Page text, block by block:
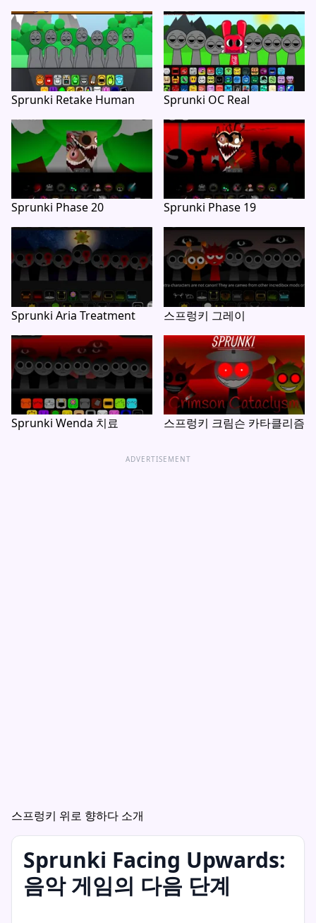
Sprunki Retake Human Sprunki OC Real
Sprunki Phase 20 Sprunki Phase 19
Sprunki Aria Treatment 스프렁키 그레이
Sprunki Wenda 치료 스프렁키 크림슨 카타클리즘
ADVERTISEMENT
스프렁키 위로 향하다 소개
Sprunki Facing Upwards:
음악 게임의 다음 단계